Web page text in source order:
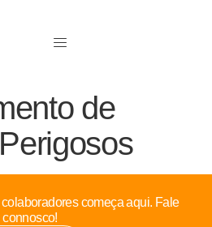
de
começa aqui. Fale
connosco!